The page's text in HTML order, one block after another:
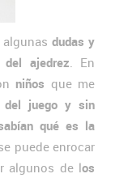
algunasdudas y
del ajedrez. En
niños que me
del juego y sin
qué es la
puede enrocar
algunos de los